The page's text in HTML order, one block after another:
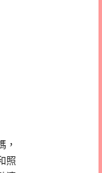
，
照